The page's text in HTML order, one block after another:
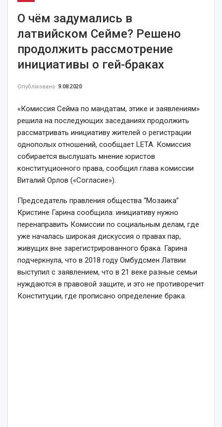
О чём задумались в
латвийском Сейме? Решено
продолжить рассмотрение
инициативы о гей-браках
Опубліковано 9.08.2020
«Комиссия Сейма по мандатам, этике и заявлениям»
решила на последующих заседаниях продолжить
рассматривать инициативу жителей о регистрации
однополых отношений, сообщает LETA. Комиссия
собирается выслушать мнение юристов
конституционного права, сообщил глава комиссии
Виталий Орлов («Согласие»).
Председатель правления общества “Мозаика”
Кристине Гарина сообщила: инициативу нужно
перенаправить Комиссии по социальным делам, где
уже началась широкая дискуссия о правах пар,
живущих вне зарегистрированного брака. Гарина
подчеркнула, что в 2018 году Омбудсмен Латвии
выступил с заявлением, что в 21 веке разные семьи
нуждаются в правовой защите, и это не противоречит
Конституции, где прописано определение брака.